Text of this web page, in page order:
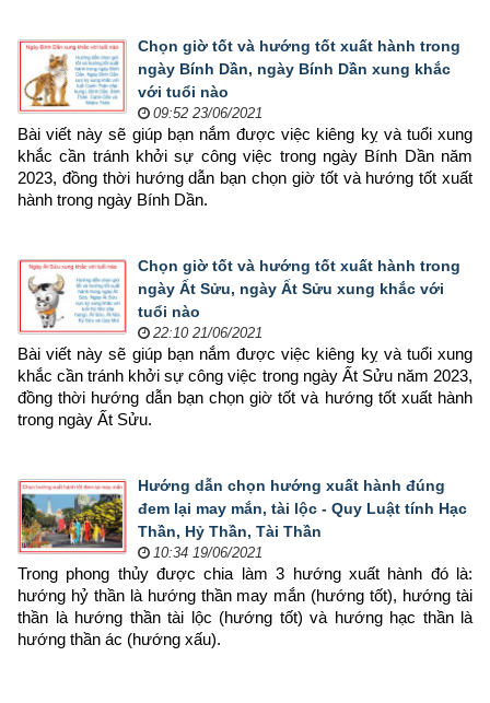
Chọn giờ tốt và hướng tốt xuất hành trong
ngày Bính Dần, ngày Bính Dần xung khắc
với tuổi nào
09:52 23/06/2021
Bài viết này sẽ giúp bạn nắm được việc kiêng kỵ và tuổi xung
khắc cần tránh khởi sự công việc trong ngày Bính Dần năm
2023, đồng thời hướng dẫn bạn chọn giờ tốt và hướng tốt xuất
hành trong ngày Bính Dần.
Chọn giờ tốt và hướng tốt xuất hành trong
ngày Ất Sửu, ngày Ất Sửu xung khắc với
tuổi nào
22:10 21/06/2021
Bài viết này sẽ giúp bạn nắm được việc kiêng kỵ và tuổi xung
khắc cần tránh khởi sự công việc trong ngày Ất Sửu năm 2023,
đồng thời hướng dẫn bạn chọn giờ tốt và hướng tốt xuất hành
trong ngày Ất Sửu.
Hướng dẫn chọn hướng xuất hành đúng
đem lại may mắn, tài lộc - Quy Luật tính Hạc
Thần, Hỷ Thần, Tài Thần
10:34 19/06/2021
Trong phong thủy được chia làm 3 hướng xuất hành đó là:
hướng hỷ thần là hướng thần may mắn (hướng tốt), hướng tài
thần là hướng thần tài lộc (hướng tốt) và hướng hạc thần là
hướng thần ác (hướng xấu).